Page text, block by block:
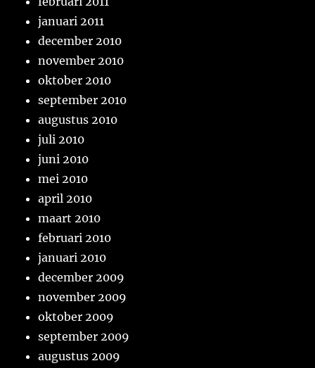
januari 2011
december 2010
november 2010
oktober 2010
september 2010
augustus 2010
juli 2010
juni 2010
mei 2010
april 2010
maart 2010
februari 2010
januari 2010
december 2009
november 2009
oktober 2009
september 2009
augustus 2009